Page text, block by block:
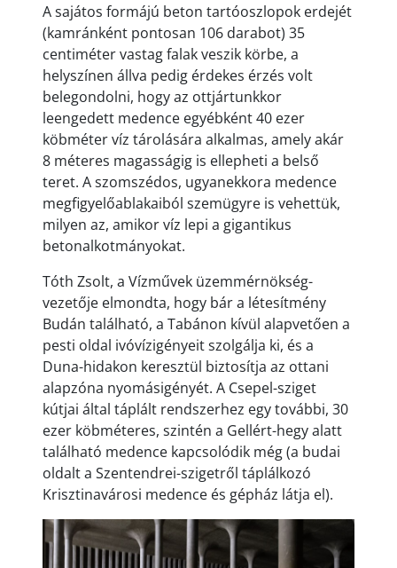
A sajátos formájú beton tartóoszlopok erdejét
(kamránként pontosan 106 darabot) 35
centiméter vastag falak veszik körbe, a
helyszínen állva pedig érdekes érzés volt
belegondolni, hogy az ottjártunkkor
leengedett medence egyébként 40 ezer
köbméter víz tárolására alkalmas, amely akár
8 méteres magasságig is ellepheti a belső
teret. A szomszédos, ugyanekkora medence
megfigyelőablakaiból szemügyre is vehettük,
milyen az, amikor víz lepi a gigantikus
betonalkotmányokat.
Tóth Zsolt, a Vízművek üzemmérnökség-
vezetője elmondta, hogy bár a létesítmény
Budán található, a Tabánon kívül alapvetően a
pesti oldal ivóvízigényeit szolgálja ki, és a
Duna-hidakon keresztül biztosítja az ottani
alapzóna nyomásigényét. A Csepel-sziget
kútjai által táplált rendszerhez egy további, 30
ezer köbméteres, szintén a Gellért-hegy alatt
található medence kapcsolódik még (a budai
oldalt a Szentendrei-szigetről táplálkozó
Krisztinavárosi medence és gépház látja el).